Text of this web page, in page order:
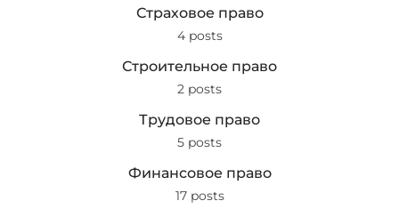
Страховое право
4 posts
Строительное право
2 posts
Трудовое право
5 posts
Финансовое право
17 posts